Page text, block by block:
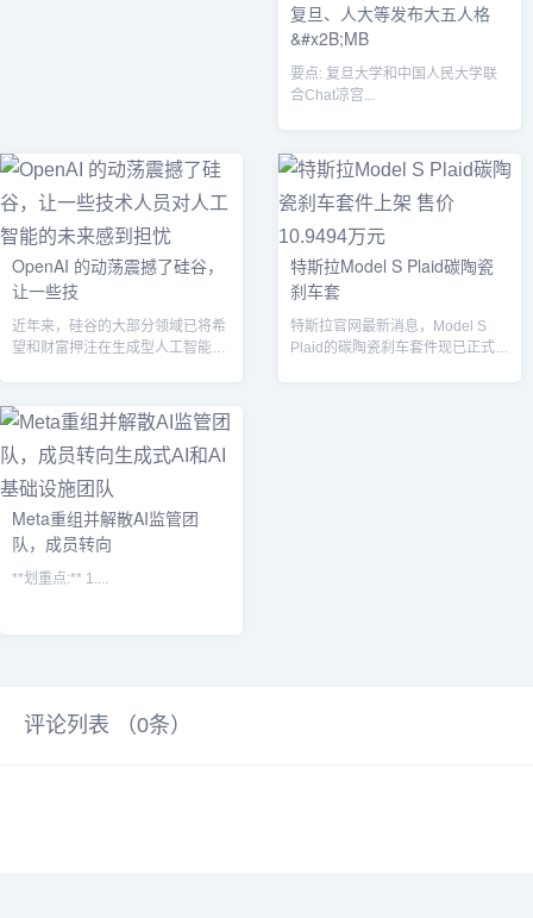
复旦、人大等发布大五人格
&#x2B;MB
要点: 复旦大学和中国人民大学联
合Chat凉宫...
OpenAI 的动荡震撼了硅谷，
让一些技
近年来，硅谷的大部分领域已将希
望和财富押注在生成型人工智能技
特斯拉Model S Plaid碳陶瓷
刹车套
特斯拉官网最新消息，Model S
Plaid的碳陶瓷刹车套件现已正式上
Meta重组并解散AI监管团
队，成员转向
**划重点:** 1....
评论列表 （0条）